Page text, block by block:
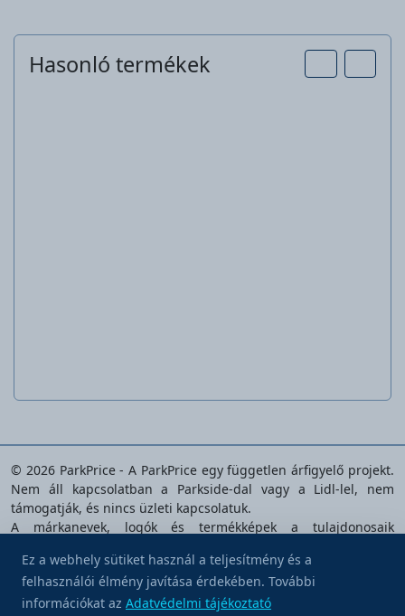
Hasonló termékek
© 2026 ParkPrice - A ParkPrice egy független árfigyelő projekt.
Nem áll kapcsolatban a Parkside-dal vagy a Lidl-lel, nem
támogatják, és nincs üzleti kapcsolatuk.
A márkanevek, logók és termékképek a tulajdonosaik
azonosítására szolgálnak.
Adatvédelmi tájékoztató|Felhasználási feltételek
beállítások|Kapcsolat
Hívj meg egy kávéra
Ez a webhely sütiket használ a teljesítmény és a
felhasználói élmény javítása érdekében. További
információkat az Adatvédelmi tájékoztató